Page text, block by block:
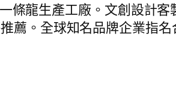
條龍生產工廠。文創設計
薦。全球知名品牌企業指